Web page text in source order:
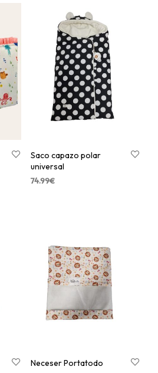
Saco capazo polar
universal
74.99€
Neceser Portatodo